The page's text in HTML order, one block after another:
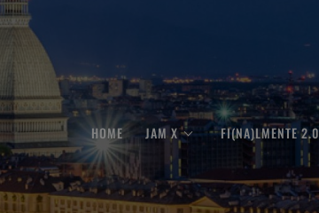
HOME JAM X FI(NA)LMENTE 2.0